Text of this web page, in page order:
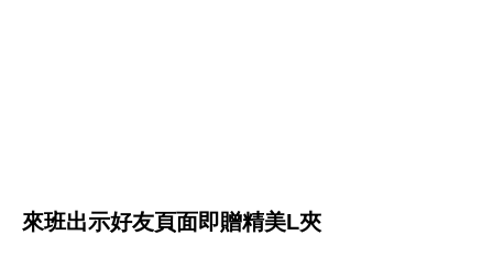
來班出示好友頁面即贈精美L夾